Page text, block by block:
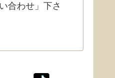
合わせ」下さ